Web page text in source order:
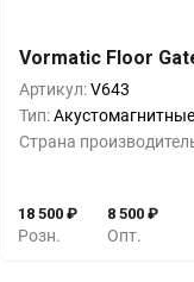
Vormatic Floor
Артикул:V643
Тип:Акустомагнитные
Страна
Розн.
18 500 ₽
Опт.
8 500 ₽
1+ 0%
5+ -32%
10+ -43%